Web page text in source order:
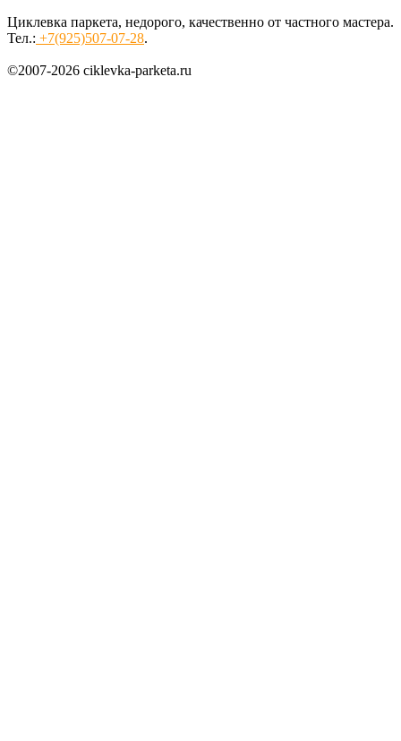
Циклевка паркета, недорого, качественно от частного мастера.
Тел.: +7(925)507-07-28.
©2007-2026 ciklevka-parketa.ru